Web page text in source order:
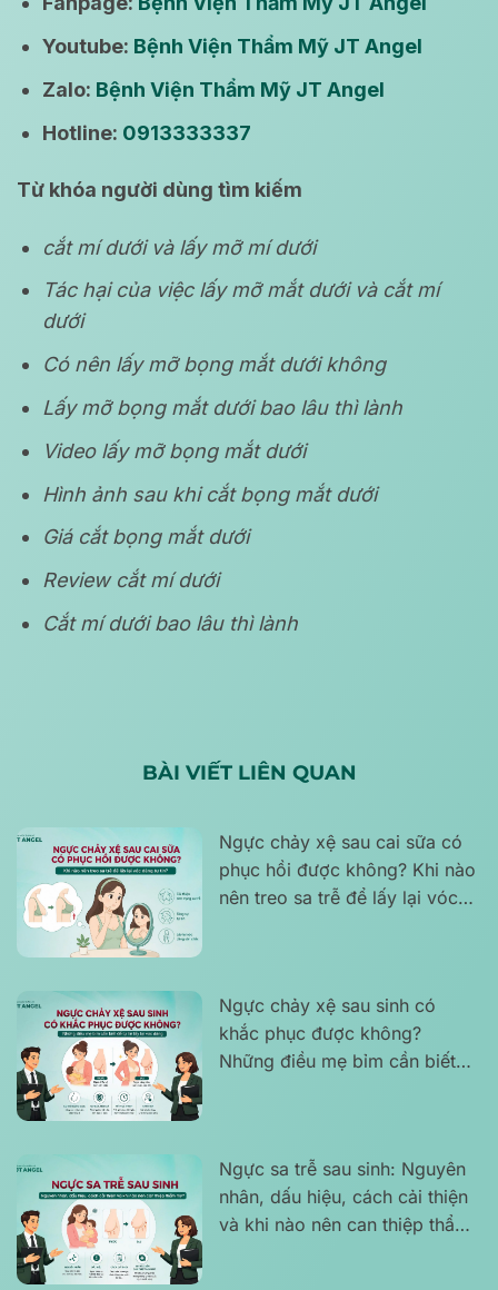
Youtube: Bệnh Viện Thẩm Mỹ JT Angel
Zalo: Bệnh Viện Thẩm Mỹ JT Angel
Hotline: 0913333337
Từ khóa người dùng tìm kiếm
cắt mí dưới và lấy mỡ mí dưới
Tác hại của việc lấy mỡ mắt dưới và cắt mí
dưới
Có nên lấy mỡ bọng mắt dưới không
Lấy mỡ bọng mắt dưới bao lâu thì lành
Video lấy mỡ bọng mắt dưới
Hình ảnh sau khi cắt bọng mắt dưới
Giá cắt bọng mắt dưới
Review cắt mí dưới
Cắt mí dưới bao lâu thì lành
BÀI VIẾT LIÊN QUAN
Ngực chảy xệ sau cai sữa có
phục hồi được không? Khi nào
nên treo sa trễ để lấy lại vóc
Ngực chảy xệ sau sinh có
khắc phục được không?
Những điều mẹ bỉm cần biết
Ngực sa trễ sau sinh: Nguyên
nhân, dấu hiệu, cách cải thiện
và khi nào nên can thiệp thẩm